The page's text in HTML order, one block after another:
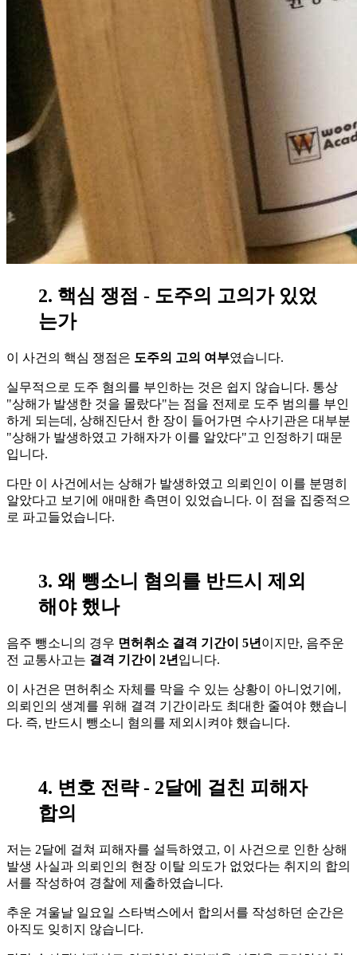
2. 핵심 쟁점 - 도주의 고의가 있었
는가
이 사건의 핵심 쟁점은 도주의 고의 여부였습니다.
실무적으로 도주 혐의를 부인하는 것은 쉽지 않습니다. 통상
"상해가 발생한 것을 몰랐다"는 점을 전제로 도주 범의를 부인
하게 되는데, 상해진단서 한 장이 들어가면 수사기관은 대부분
"상해가 발생하였고 가해자가 이를 알았다"고 인정하기 때문
입니다.
다만 이 사건에서는 상해가 발생하였고 의뢰인이 이를 분명히
알았다고 보기에 애매한 측면이 있었습니다. 이 점을 집중적으
로 파고들었습니다.
3. 왜 뺑소니 혐의를 반드시 제외
해야 했나
음주 뺑소니의 경우 면허취소 결격 기간이 5년 이지만, 음주운
전 교통사고는 결격 기간이 2년 입니다.
이 사건은 면허취소 자체를 막을 수 있는 상황이 아니었기에,
의뢰인의 생계를 위해 결격 기간이라도 최대한 줄여야 했습니
다. 즉, 반드시 뺑소니 혐의를 제외시켜야 했습니다.
4. 변호 전략 - 2달에 걸친 피해자
합의
저는 2달에 걸쳐 피해자를 설득하였고, 이 사건으로 인한 상해
발생 사실과 의뢰인의 현장 이탈 의도가 없었다는 취지의 합의
서를 작성하여 경찰에 제출하였습니다.
추운 겨울날 일요일 스타벅스에서 합의서를 작성하던 순간은
아직도 잊히지 않습니다.